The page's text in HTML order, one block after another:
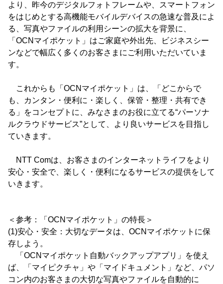
より、昨今のデジタルフォトフレームや、スマートフォン
をはじめとする高機能モバイルデバイスの急速な普及によ
る、写真やファイルの利用シーンの拡大を背景に、
「OCNマイポケット」はご家庭や外出先、ビジネスシー
ンなどで幅広く多くのお客さまにご利用いただいていま
す。
これからも「OCNマイポケット」は、「どこからで
も、カンタン・便利に・楽しく、保管・整理・共有でき
る」をコンセプトに、みなさまのお役に立てる“パーソナ
ルクラウドサービス”として、より良いサービスを目指し
ていきます。
NTT Comは、お客さまのインターネットライフをより
安心・安全で、楽しく・便利になるサービスの提供をして
いきます。
＜参考：「OCNマイポケット」の特長＞
(1)安心・安全：大切なデータは、OCNマイポケットに保
存しよう。
「OCNマイポケット自動バックアップアプリ」を使え
ば、「マイピクチャ」や「マイドキュメント」など、パソ
コン内のお客さまの大切な写真やファイルを自動的に